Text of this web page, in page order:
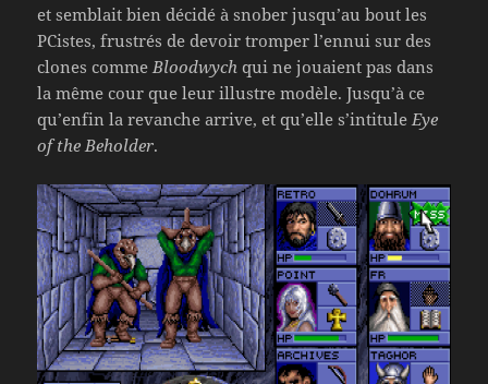
et semblait bien décidé à snober jusqu’au bout les
PCistes, frustrés de devoir tromper l’ennui sur des
clones comme Bloodwych qui ne jouaient pas dans
la même cour que leur illustre modèle. Jusqu’à ce
qu’enfin la revanche arrive, et qu’elle s’intitule Eye
of the Beholder.